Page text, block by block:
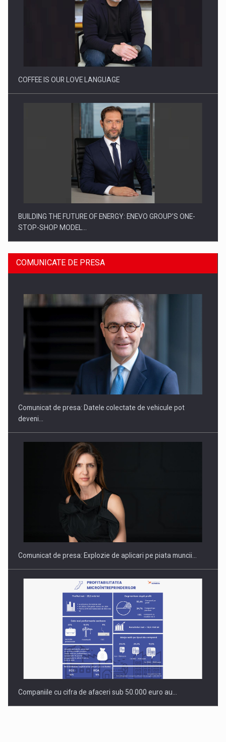
Proteinmaxxing and the Future of Protein Demand
COFFEE IS OUR LOVE LANGUAGE
BUILDING THE FUTURE OF ENERGY: ENEVO GROUP’S ONE-
STOP-SHOP MODEL…
ROOTED IN ROMANIA, BUILT TO DELIVER TECHNOLOGY FOR
PUTTING ROMANIAN CORPORATE COMPANIES ON THE
INTERNATIONAL BUSINESS SCENE
COMUNICATE DE PRESA
Comunicat de presa: Datele colectate de vehicule pot
deveni…
Comunicat de presa: Explozie de aplicari pe piata muncii…
Companiile cu cifra de afaceri sub 50.000 euro au…